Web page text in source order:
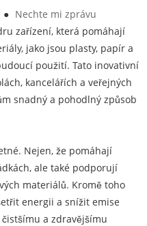
● Nechte mi zprávu
zařízení, která pomáhají
jako jsou plasty, papír a
použití. Tato inovativní
kancelářích a veřejných
snadný a pohodlný způsob
Nejen, že pomáhají
ale také podporují
materiálů. Kromě toho
energii a snížit emise
a zdravějšímu